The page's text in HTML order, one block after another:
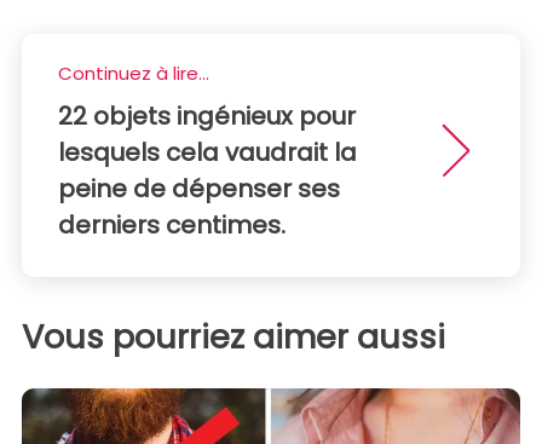
Continuez à lire...
22 objets ingénieux pour
lesquels cela vaudrait la
peine de dépenser ses
derniers centimes.
Vous pourriez aimer aussi